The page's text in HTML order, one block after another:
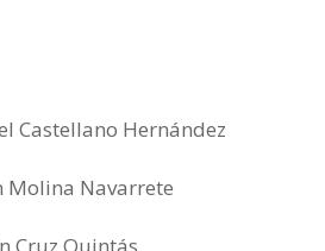
Castellano Hernández
Molina Navarrete